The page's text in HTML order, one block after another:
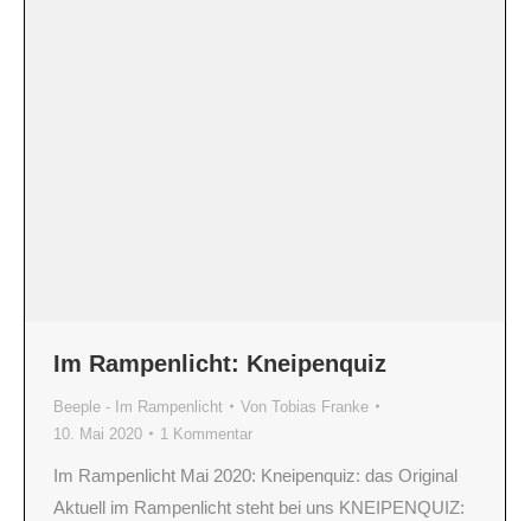
Im Rampenlicht: Kneipenquiz
Beeple - Im Rampenlicht Von Tobias Franke
10. Mai 2020
1 Kommentar
Im Rampenlicht Mai 2020: Kneipenquiz: das Original
Aktuell im Rampenlicht steht bei uns KNEIPENQUIZ: